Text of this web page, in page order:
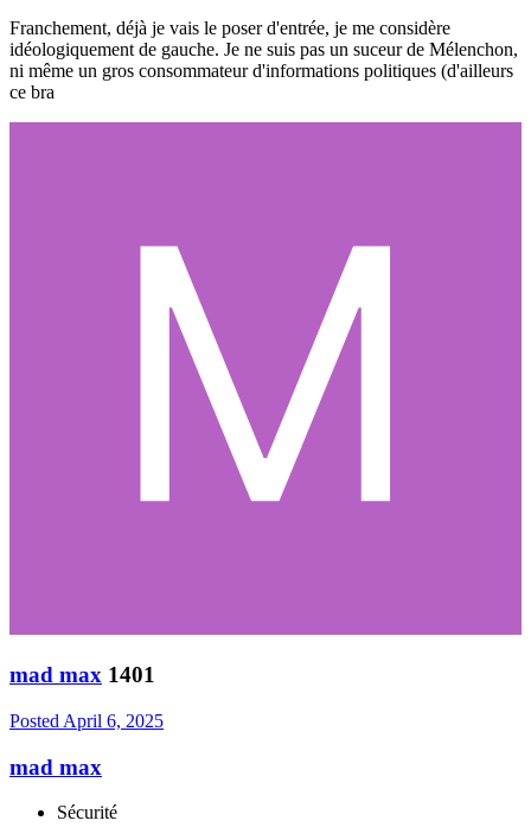
Franchement, déjà je vais le poser d'entrée, je me considère
idéologiquement de gauche. Je ne suis pas un suceur de Mélenchon,
ni même un gros consommateur d'informations politiques (d'ailleurs
ce bra
mad max 1401
Posted April 6, 2025
mad max
Sécurité